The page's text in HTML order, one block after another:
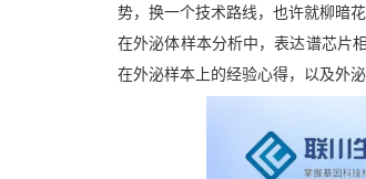
势，换一个技术路线，也许就柳暗花
在外泌体样本分析中，表达谱芯片
在外泌样本上的经验心得，以及外